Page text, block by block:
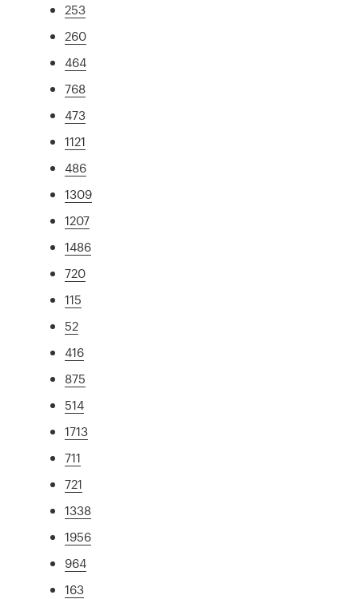
253
260
464
768
473
1121
486
1309
1207
1486
720
115
52
416
875
514
1713
711
721
1338
1956
964
163